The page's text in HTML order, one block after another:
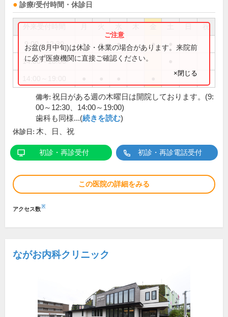
診療/受付時間・休診日
祝
9:00～12:30 ● ● ● ●
14:00～18:00
お盆(8月中旬)は休診・休業の場合があります。来院前
に必ず医療機関に直接ご確認ください。
×閉じる
備考: 祝日がある週の木曜日は開院しております。(9:
00～12:30、14:00～19:00)
歯科も同様...(続きを読む)
休診日: 木、日、祝
初診・再診受付 初診・再診電話受付
この医院の詳細をみる
アクセス数※
ながお内科クリニック